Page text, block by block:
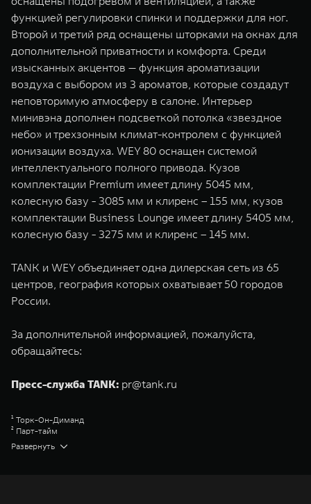
функцией регулировки спинки и поддержки для ног.
Второй и третий ряд оснащены шторками на окнах для
дополнительной приватности и комфорта. Среди
изысканных акцентов — функция ароматизации
воздуха с выбором из 3 ароматов, которые создадут
неповторимую атмосферу в салоне. Интерьер
минивэна дополнен подсветкой потолка «звездное
небо» и трехзонным климат-контролем с функцией
ионизации воздуха. WEY 80 оснащен системой
интеллектуального полного привода. Кузов
комплектации Premium имеет длину 5045 мм,
колесную базу - 3085 мм и клиренс – 155 мм, кузов
комплектации Business Lounge имеет длину 5405 мм,
колесную базу - 3275 мм и клиренс – 145 мм.
TANK и WEY объединяет одна дилерская сеть из 65
центров, география которых охватывает 50 городов
России.
За дополнительной информацией, пожалуйста,
обращайтесь:
Пресс-служба TANK: pr@tank.ru
¹ Торк-Он-Диманд
² Парт-тайм
³ Адвенчер
⁴ Премиум
Развернуть